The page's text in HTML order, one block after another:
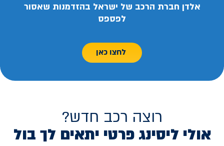
אלדן חברת הרכב של ישראל בהזדמנות שאסור
לפספס
לחצו כאן
רוצה רכב חדש?
אולי ליסינג פרטי יתאים לך בול